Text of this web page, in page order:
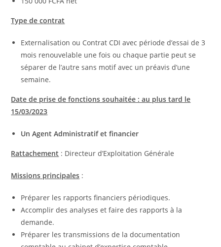
Type de contrat
Externalisation ou Contrat CDI avec période d’essai de 3
mois renouvelable une fois ou chaque partie peut se
séparer de l’autre sans motif avec un préavis d’une
semaine.
Date de prise de fonctions souhaitée : au plus tard le
15/03/2023
Un Agent Administratif et financier
Rattachement : Directeur d’Exploitation Générale
Missions principales :
Préparer les rapports financiers périodiques.
Accomplir des analyses et faire des rapports à la
demande.
Préparer les transmissions de la documentation